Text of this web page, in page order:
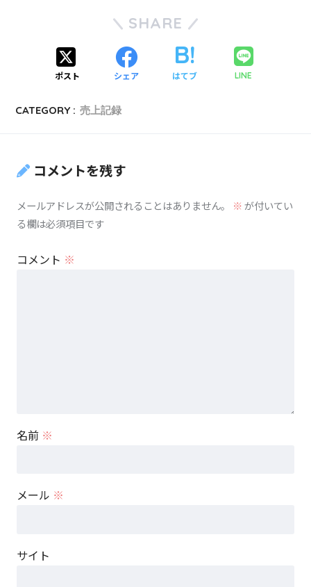
SHARE
ポスト シェア はてブ LINE
CATEGORY : 売上記録
コメントを残す
メールアドレスが公開されることはありません。 ※が付いてい
る欄は必須項目です
コメント ※
名前 ※
メール ※
サイト